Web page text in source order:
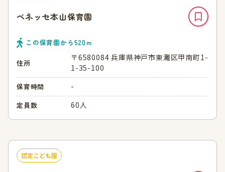
ベネッセ本山保育園
この保育園から520ｍ
住所
〒6580084 兵庫県神戸市東灘区甲南町1-
1-35-100
保育時間 -
定員数 60人
認定こども園